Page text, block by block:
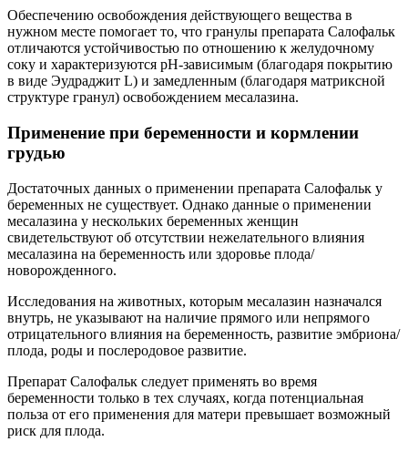
Обеспечению освобождения действующего вещества в
нужном месте помогает то, что гранулы препарата Салофальк
отличаются устойчивостью по отношению к желудочному
соку и характеризуются рН-зависимым (благодаря покрытию
в виде Эудраджит L) и замедленным (благодаря матриксной
структуре гранул) освобождением месалазина.
Применение при беременности и кормлении
грудью
Достаточных данных о применении препарата Салофальк у
беременных не существует. Однако данные о применении
месалазина у нескольких беременных женщин
свидетельствуют об отсутствии нежелательного влияния
месалазина на беременность или здоровье плода/
новорожденного.
Исследования на животных, которым месалазин назначался
внутрь, не указывают на наличие прямого или непрямого
отрицательного влияния на беременность, развитие эмбриона/
плода, роды и послеродовое развитие.
Препарат Салофальк следует применять во время
беременности только в тех случаях, когда потенциальная
польза от его применения для матери превышает возможный
риск для плода.